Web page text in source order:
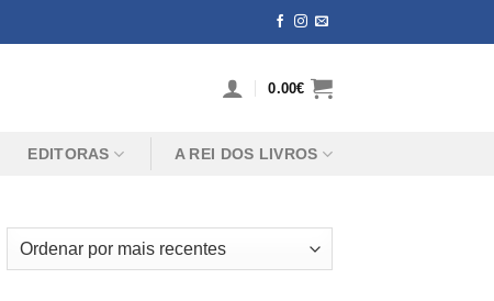
0.00€
EDITORAS A REI DOS LIVROS